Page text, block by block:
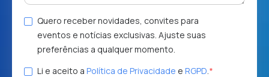
Quero receber novidades, convites para
eventos e notícias exclusivas. Ajuste suas
preferências a qualquer momento.
Li e aceito a Política de Privacidade e RGPD.*